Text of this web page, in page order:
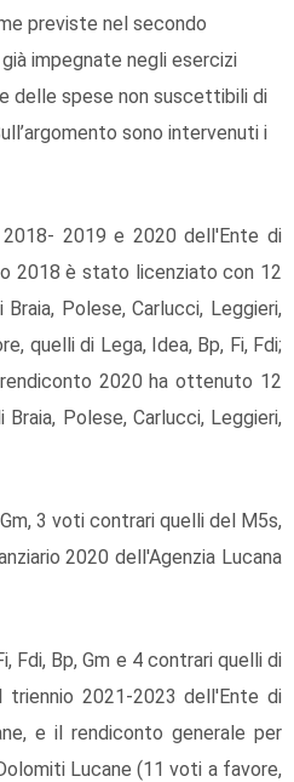
previste nel secondo
impegnate negli esercizi
delle spese non suscettibili di
sono intervenuti i
2018- 2019 e 2020 dell'Ente di
2018 è stato licenziato con 12
Polese, Carlucci, Leggieri,
quelli di Lega, Idea, Bp, Fi, Fdi;
2020 ha ottenuto 12
Polese, Carlucci, Leggieri,
3 voti contrari quelli del M5s,
2020 dell'Agenzia Lucana
Fdi, Bp, Gm e 4 contrari quelli di
triennio 2021-2023 dell'Ente di
e il rendiconto generale per
Lucane (11 voti a favore,